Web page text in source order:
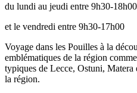
du lundi au jeudi entre 9h30-18h00
et le vendredi entre 9h30-17h00
Voyage dans les Pouilles à la
emblématiques de la région
typiques de Lecce, Ostuni, Matera
la région.